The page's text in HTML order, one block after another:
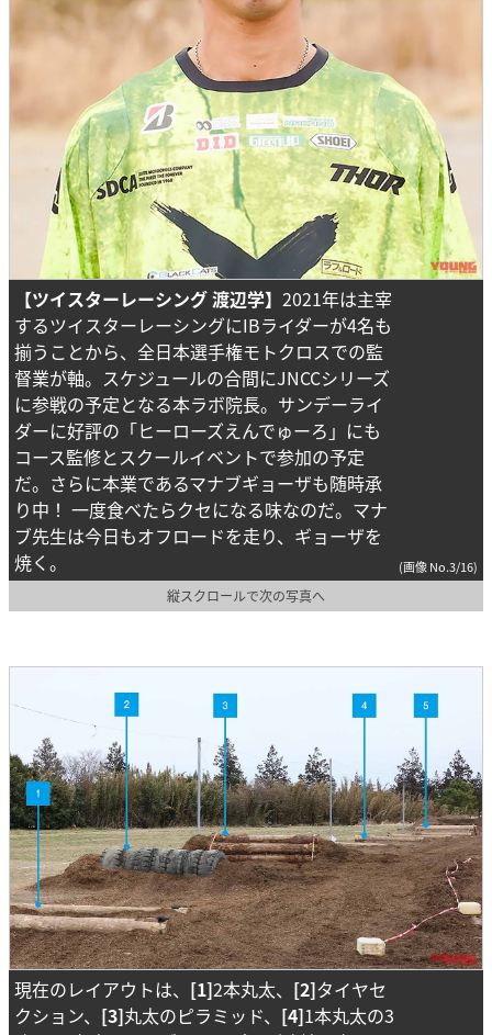
【ツイスターレーシング 渡辺学】 2021年は主宰
するツイスターレーシングにIBライダーが4名も
揃うことから、全日本選手権モトクロスでの監
督業が軸。スケジュールの合間にJNCCシリーズ
に参戦の予定となる本ラボ院長。サンデーライ
ダーに好評の「ヒーローズえんでゅーろ」にも
コース監修とスクールイベントで参加の予定
だ。さらに本業であるマナブギョーザも随時承
り中！ 一度食べたらクセになる味なのだ。マナ
ブ先生は今日もオフロードを走り、ギョーザを
焼く。
(画像 No.3/16)
縦スクロールで次の写真へ
現在のレイアウトは、 [1]2本丸太、 [2]タイヤセ
クション、 [3]丸太のピラミッド、 [4]1本丸太の3